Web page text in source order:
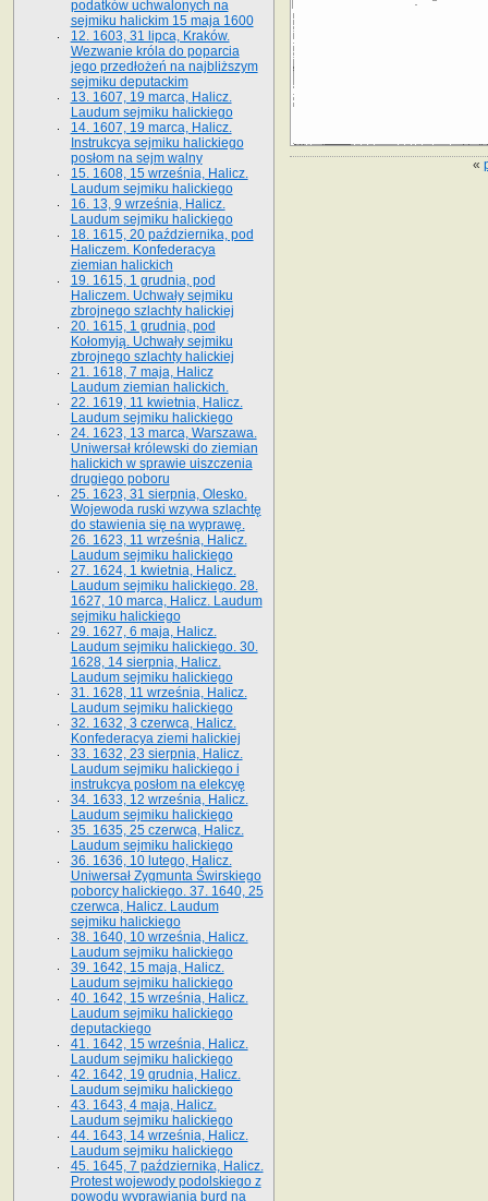
«
podatków uchwalonych na
sejmiku halickim 15 maja 1600
12. 1603, 31 lipca, Kraków.
Wezwanie króla do poparcia
jego przedłożeń na najbliższym
sejmiku deputackim
13. 1607, 19 marca, Halicz.
Laudum sejmiku halickiego
14. 1607, 19 marca, Halicz.
Instrukcya sejmiku halickiego
posłom na sejm walny
15. 1608, 15 września, Halicz.
Laudum sejmiku halickiego
16. 13, 9 września, Halicz.
Laudum sejmiku halickiego
18. 1615, 20 października, pod
Haliczem. Konfederacya
ziemian halickich
19. 1615, 1 grudnia, pod
Haliczem. Uchwały sejmiku
zbrojnego szlachty halickiej
20. 1615, 1 grudnia, pod
Kołomyją. Uchwały sejmiku
zbrojnego szlachty halickiej
21. 1618, 7 maja, Halicz
Laudum ziemian halickich.
22. 1619, 11 kwietnia, Halicz.
Laudum sejmiku halickiego
24. 1623, 13 marca, Warszawa.
Uniwersał królewski do ziemian
halickich w sprawie uiszczenia
drugiego poboru
25. 1623, 31 sierpnia, Olesko.
Wojewoda ruski wzywa szlachtę
do stawienia się na wyprawę.
26. 1623, 11 września, Halicz.
Laudum sejmiku halickiego
27. 1624, 1 kwietnia, Halicz.
Laudum sejmiku halickiego. 28.
1627, 10 marca, Halicz. Laudum
sejmiku halickiego
29. 1627, 6 maja, Halicz.
Laudum sejmiku halickiego. 30.
1628, 14 sierpnia, Halicz.
Laudum sejmiku halickiego
31. 1628, 11 września, Halicz.
Laudum sejmiku halickiego
32. 1632, 3 czerwca, Halicz.
Konfederacya ziemi halickiej
33. 1632, 23 sierpnia, Halicz.
Laudum sejmiku halickiego i
instrukcya posłom na elekcyę
34. 1633, 12 września, Halicz.
Laudum sejmiku halickiego
35. 1635, 25 czerwca, Halicz.
Laudum sejmiku halickiego
36. 1636, 10 lutego, Halicz.
Uniwersał Zygmunta Świrskiego
poborcy halickiego. 37. 1640, 25
czerwca, Halicz. Laudum
sejmiku halickiego
38. 1640, 10 września, Halicz.
Laudum sejmiku halickiego
39. 1642, 15 maja, Halicz.
Laudum sejmiku halickiego
40. 1642, 15 września, Halicz.
Laudum sejmiku halickiego
deputackiego
41. 1642, 15 września, Halicz.
Laudum sejmiku halickiego
42. 1642, 19 grudnia, Halicz.
Laudum sejmiku halickiego
43. 1643, 4 maja, Halicz.
Laudum sejmiku halickiego
44. 1643, 14 września, Halicz.
Laudum sejmiku halickiego
45. 1645, 7 października, Halicz.
Protest wojewody podolskiego z
powodu wyprawiania burd na